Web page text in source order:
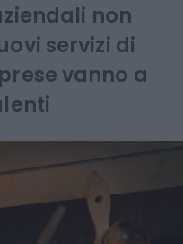
non
servizi di
vanno a